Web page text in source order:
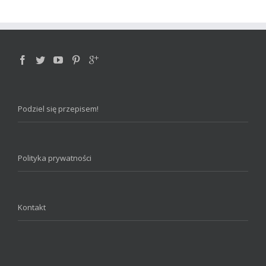
Podziel się przepisem!
Polityka prywatności
Kontakt